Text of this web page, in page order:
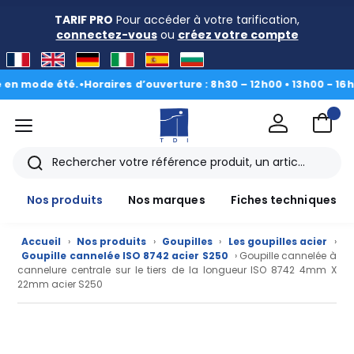
TARIF PRO Pour accéder à votre tarification,
connectez-vousou créez votre compte
été.•Horaires d’ouverture : 8h30 – 12h00 • 13h00 - 16h30|Du
menu
Rechercher
Nos produits
Nos marques Fiches techniques
Accueil › Nos produits › Goupilles › Les goupilles acier
›
Goupille cannelée ISO 8742 acier S250 › Goupille cannelée à
cannelure centrale sur le tiers de la longueur ISO 8742 4mm X
22mm acier S250